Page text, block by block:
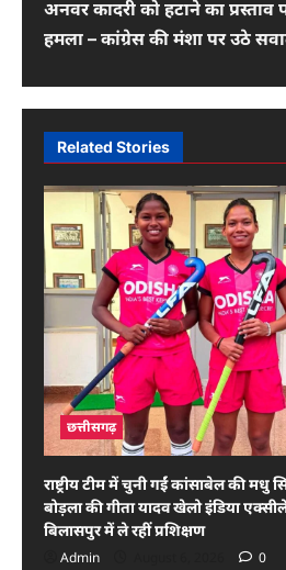
o
t
n
a
v
i
g
a
t
i
o
n
अनवर कादरी को हटाने का प्रस्ताव
हमला – कांग्रेस की मंशा पर उठे
Related Stories
छत्तीसगढ़
राष्ट्रीय टीम में चुनी गईं कांसाबेल की मधु
बोड़ला की गीता यादव खेलो इंडिया
बिलासपुर में ले रहीं प्रशिक्षण
Admin
0